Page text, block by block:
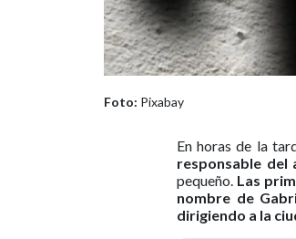
Foto: Pixabay
En horas de la
responsable del
pequeño. Las
nombre de
dirigiendo a la